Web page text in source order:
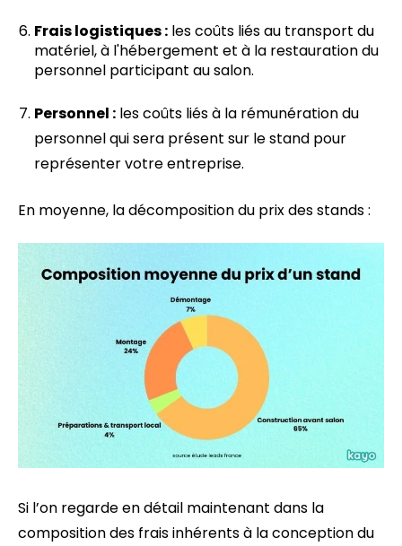
Frais logistiques :les coûts liés au transport du
matériel, à l'hébergement et à la restauration du
personnel participant au salon.
Personnel :les coûts liés à la rémunération du
personnel qui sera présent sur le stand pour
représenter votre entreprise.
En moyenne, la décomposition du prix des stands :
Si l’on regarde en détail maintenant dans la
composition des frais inhérents à la conception du